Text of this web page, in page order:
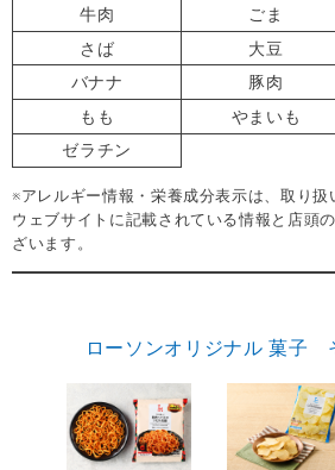
牛肉
ごま
さば
大豆
バナナ
豚肉
もも
やまいも
ゼラチン
※アレルギー情報・栄養成分表示は、取り扱
ウェブサイトに記載されている情報と店頭
ざいます。
ローソンオリジナル 菓子